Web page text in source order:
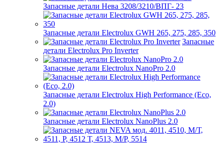
Запасные детали Нева 3208/3210/ВПГ- 23
Запасные детали Electrolux GWH 265, 275, 285, 350
Запасные
детали Electrolux Pro Inverter
Запасные детали Electrolux NanoPro 2.0
Запасные детали Electrolux High Performance (Eco,
2.0)
Запасные детали Electrolux NanoPlus 2.0